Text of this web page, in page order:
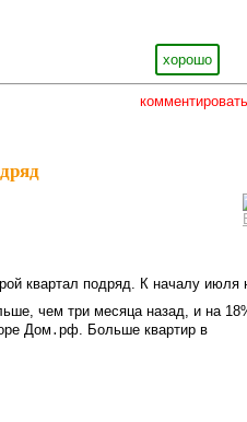
хорошо
комментировать
квартал подряд. К началу июля
чем три месяца назад, и на
Дом․рф. Больше квартир в